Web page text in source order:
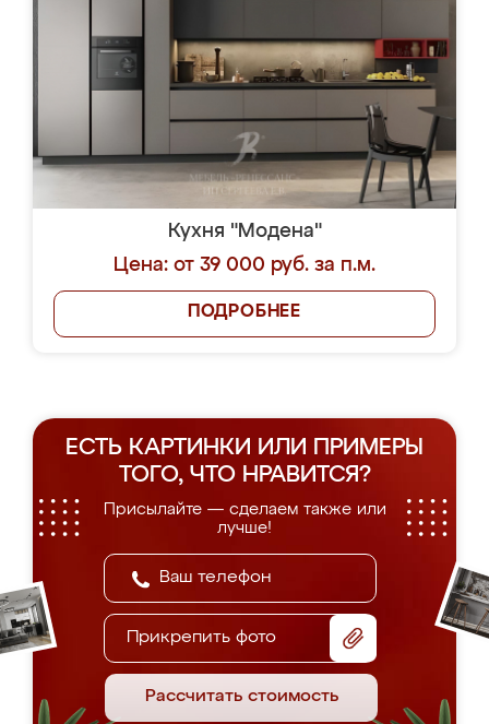
Кухня "Модена"
Цена: от 39 000 руб. за п.м.
ПОДРОБНЕЕ
ЕСТЬ КАРТИНКИ ИЛИ ПРИМЕРЫ
ТОГО, ЧТО НРАВИТСЯ?
Присылайте — сделаем также или
лучше!
Прикрепить фото
Рассчитать стоимость